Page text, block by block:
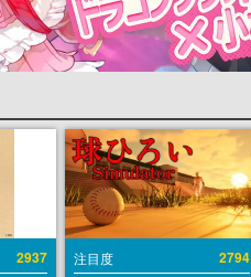
2937 注目度 2794